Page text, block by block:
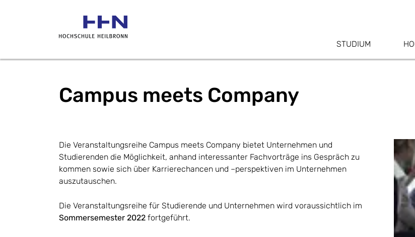
STUDIUM
Campus meets Company
Die Veranstaltungsreihe Campus meets Company bietet Unternehmen und
Studierenden die Möglichkeit, anhand interessanter Fachvorträge ins Gespräch zu
kommen sowie sich über Karrierechancen und –perspektiven im Unternehmen
auszutauschen.
Die Veranstaltungsreihe für Studierende und Unternehmen wird voraussichtlich im
Sommersemester 2022 fortgeführt.